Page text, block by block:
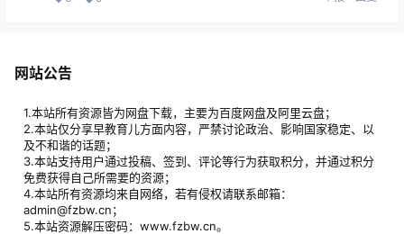
网站公告
1.本站所有资源皆为网盘下载，主要为百度网盘及阿里云盘；
2.本站仅分享早教育儿方面内容，严禁讨论政治、影响国家稳定、以
及不和谐的话题；
3.本站支持用户通过投稿、签到、评论等行为获取积分，并通过积分
免费获得自己所需要的资源；
4.本站所有资源均来自网络，若有侵权请联系邮箱：
admin@fzbw.cn；
5.本站资源解压密码：www.fzbw.cn。